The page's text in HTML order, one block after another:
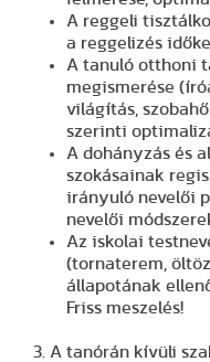
A reggeli
a reggelizés
A tanuló otthoni
megismerése
világítás,
szerinti
A dohányzás és
szokásainak
irányuló nevelői
nevelői
Az iskolai
(tornaterem,
állapotának
Friss meszelés!
3. A tanórán kívüli